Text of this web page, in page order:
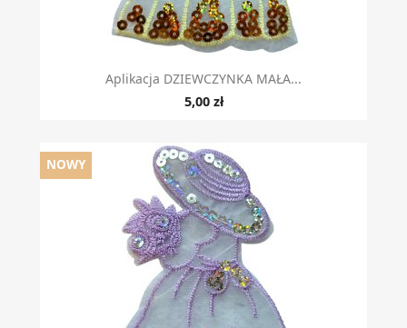
Aplikacja DZIEWCZYNKA MAŁA...
5,00 zł
NOWY